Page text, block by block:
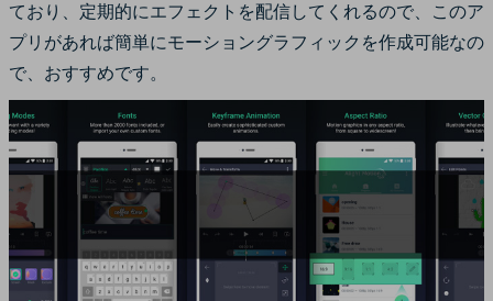
ており、定期的にエフェクトを配信してくれるので、このア
プリがあれば簡単にモーショングラフィックを作成可能なの
で、おすすめです。